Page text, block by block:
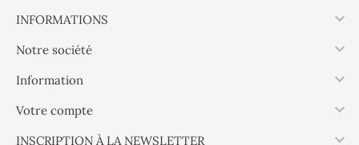
INFORMATIONS 
Notre société 
Information 
Votre compte 
INSCRIPTION À LA NEWSLETTER 